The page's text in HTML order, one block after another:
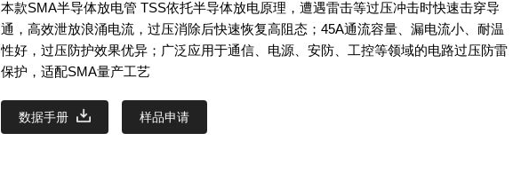
本款SMA半导体放电管 TSS依托半导体放电原理，遭遇雷击等过压冲击时快速击穿导
通，高效泄放浪涌电流，过压消除后快速恢复高阻态；45A通流容量、漏电流小、耐温
性好，过压防护效果优异；广泛应用于通信、电源、安防、工控等领域的电路过压防雷
保护，适配SMA量产工艺
数据手册 样品申请